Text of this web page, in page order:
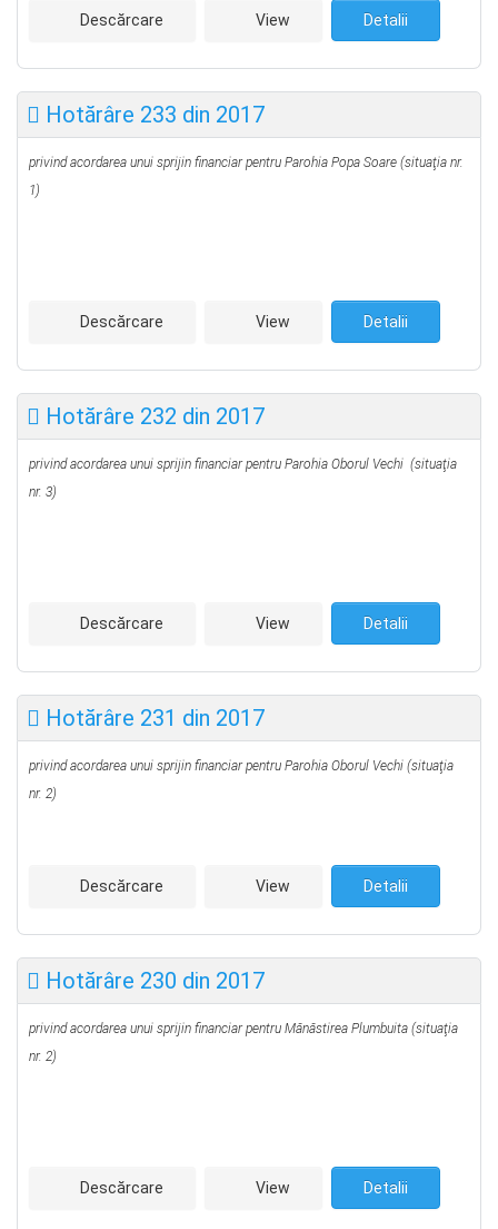
Descărcare View Detalii
Hotărâre 233 din 2017
privind acordarea unui sprijin financiar pentru Parohia Popa Soare (situaţia nr.
1)
Descărcare View Detalii
Hotărâre 232 din 2017
privind acordarea unui sprijin financiar pentru Parohia Oborul Vechi (situaţia
nr. 3)
Descărcare View Detalii
Hotărâre 231 din 2017
privind acordarea unui sprijin financiar pentru Parohia Oborul Vechi (situaţia
nr. 2)
Descărcare View Detalii
Hotărâre 230 din 2017
privind acordarea unui sprijin financiar pentru Mănăstirea Plumbuita (situaţia
nr. 2)
Descărcare View Detalii